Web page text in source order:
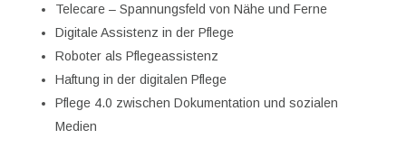
Telecare – Spannungsfeld von Nähe und Ferne
Digitale Assistenz in der Pflege
Roboter als Pflegeassistenz
Haftung in der digitalen Pflege
Pflege 4.0 zwischen Dokumentation und sozialen
Medien